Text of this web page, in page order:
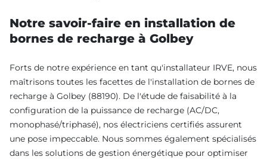
Notre savoir-faire en installation de
bornes de recharge à Golbey
Forts de notre expérience en tant qu'installateur IRVE, nous
maîtrisons toutes les facettes de l'installation de bornes de
recharge à Golbey (88190). De l'étude de faisabilité à la
configuration de la puissance de recharge (AC/DC,
monophasé/triphasé), nos électriciens certifiés assurent
une pose impeccable. Nous sommes également spécialisés
dans les solutions de gestion énergétique pour optimiser